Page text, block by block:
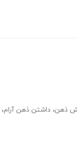
ذهن، داشتن ذهن آرام،